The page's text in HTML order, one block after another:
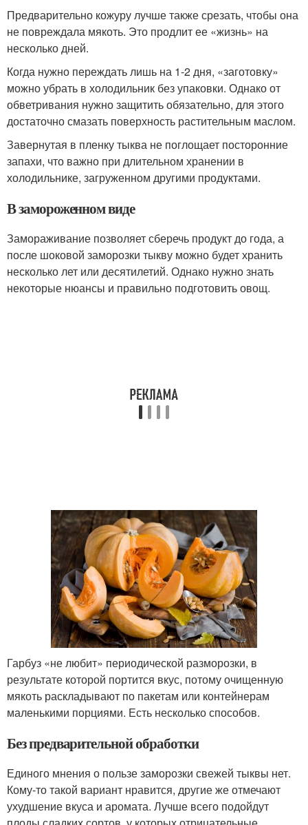
Предварительно кожуру лучше также срезать, чтобы она
не повреждала мякоть. Это продлит ее «жизнь» на
несколько дней.
Когда нужно переждать лишь на 1-2 дня, «заготовку»
можно убрать в холодильник без упаковки. Однако от
обветривания нужно защитить обязательно, для этого
достаточно смазать поверхность растительным маслом.
Завернутая в пленку тыква не поглощает посторонние
запахи, что важно при длительном хранении в
холодильнике, загруженном другими продуктами.
В замороженном виде
Замораживание позволяет сберечь продукт до года, а
после шоковой заморозки тыкву можно будет хранить
несколько лет или десятилетий. Однако нужно знать
некоторые нюансы и правильно подготовить овощ.
Гарбуз «не любит» периодической разморозки, в
результате которой портится вкус, потому очищенную
мякоть раскладывают по пакетам или контейнерам
маленькими порциями. Есть несколько способов.
Без предварительной обработки
Единого мнения о пользе заморозки свежей тыквы нет.
Кому-то такой вариант нравится, другие же отмечают
ухудшение вкуса и аромата. Лучше всего подойдут